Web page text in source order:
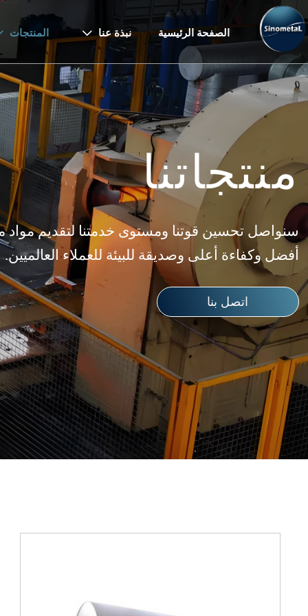
الصفحة الرئيسية نبذة عنا  المنتجات
منتجاتنا
سنواصل تحسين قوتنا ومستوى خدمتنا لتقديم مواد
أفضل وكفاءة أعلى وصديقة للبيئة للعملاء العالميين.
اتصل بنا